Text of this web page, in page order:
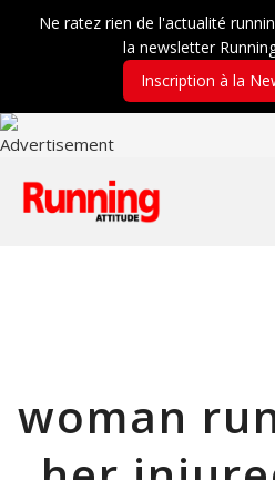
woman
Ne ratez rien de l'actualité
la newsletter
Inscription à la